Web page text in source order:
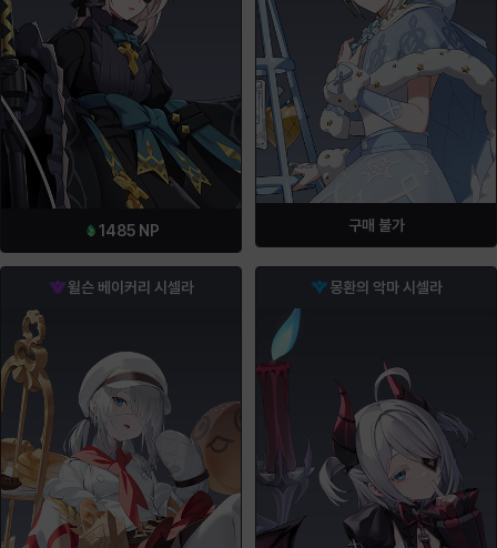
1485NP 구매 불가
윌슨 베이커리 시셀라 몽환의 악마 시셀라